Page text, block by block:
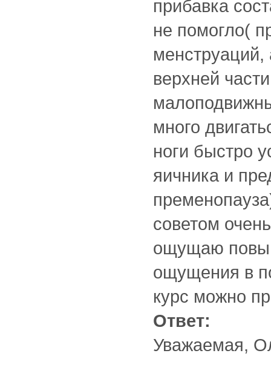
прибавка
не помогло(
менструаций,
верхней
много
ноги быстро
яичника и
советом
ощущаю
ощущения в
курс можно
Ответ:
Уважаемая,